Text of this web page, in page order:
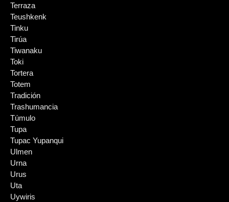
Terraza
Teushkenk
Tinku
Tirúa
Tiwanaku
Toki
Tortera
Totem
Tradición
Trashumancia
Túmulo
Tupa
Tupac Yupanqui
Ulmen
Urna
Urus
Uta
Uywiris